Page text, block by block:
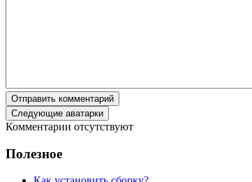
Отправить комментарий
Следующие аватарки
Комментарии отсутствуют
Полезное